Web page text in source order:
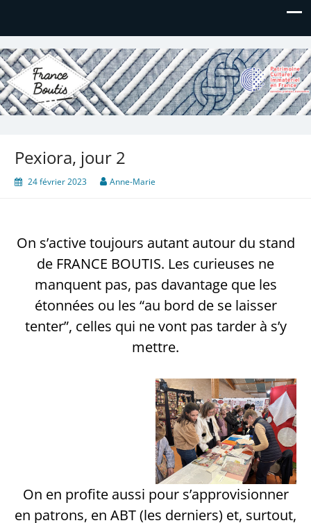
France Boutis
Le site de France Boutis
Pexiora, jour 2
24 février 2023 Anne-Marie
On s’active toujours autant autour du stand
de FRANCE BOUTIS. Les curieuses ne
manquent pas, pas davantage que les
étonnées ou les “au bord de se laisser
tenter”, celles qui ne vont pas tarder à s’y
mettre.
On en profite aussi pour s’approvisionner
en patrons, en ABT (les derniers) et, surtout,